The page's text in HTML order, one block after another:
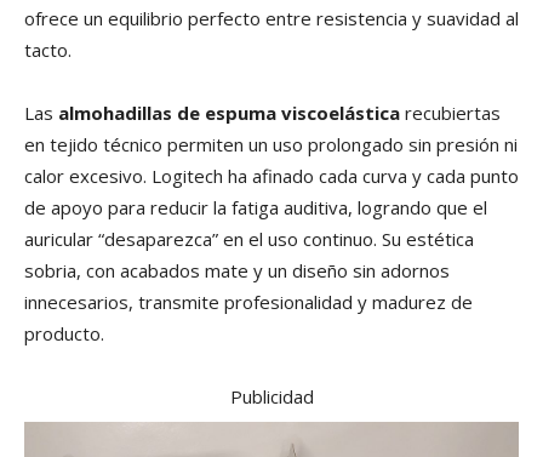
ofrece un equilibrio perfecto entre resistencia y suavidad al
tacto.
Las almohadillas de espuma viscoelástica recubiertas
en tejido técnico permiten un uso prolongado sin presión ni
calor excesivo. Logitech ha afinado cada curva y cada punto
de apoyo para reducir la fatiga auditiva, logrando que el
auricular “desaparezca” en el uso continuo. Su estética
sobria, con acabados mate y un diseño sin adornos
innecesarios, transmite profesionalidad y madurez de
producto.
Publicidad